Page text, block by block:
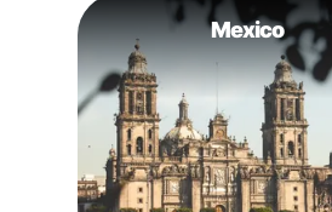
Mexico